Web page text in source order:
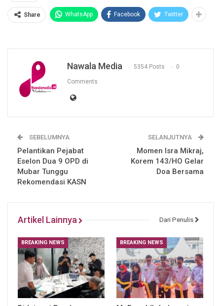
Share WhatsApp Facebook Twitter
Nawala Media 5354 Posts 0
Comments
SEBELUMNYA
Pelantikan Pejabat
Eselon Dua 9 OPD di
Mubar Tunggu
Rekomendasi KASN
SELANJUTNYA
Momen Isra Mikraj,
Korem 143/HO Gelar
Doa Bersama
Artikel Lainnya Dari Penulis
BREAKING NEWS BREAKING NEWS